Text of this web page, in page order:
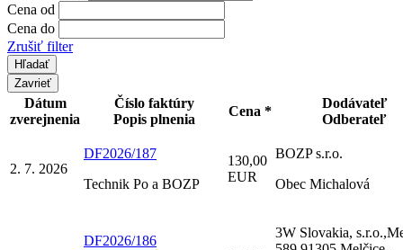
Cena od
Cena do
Zrušiť filter
Zavrieť
Dátum
zverejnenia
Číslo faktúry
Popis plnenia
Cena *
Dodávateľ
Odberateľ
2. 7. 2026
DF2026/187
Technik Po a BOZP
130,00
EUR
BOZP s.r.o.
Obec Michalová
DF2026/186
3W Slovakia,